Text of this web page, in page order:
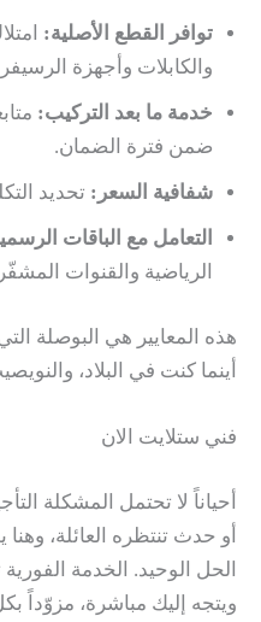
توافر القطع الأصلية:
والكابلات وأجهزة
خدمة ما بعد التركيب:
ضمن فترة الضمان.
شفافية السعر: تحديد
التعامل مع الباقات
الرياضية والقنوات
هذه المعايير هي البوصلة
أينما كنت في البلاد،
فني ستلايت الان
أحياناً لا تحتمل المشكلة
أو حدث تنتظره العائلة،
الحل الوحيد. الخدمة
ويتجه إليك مباشرة، مزوّداً